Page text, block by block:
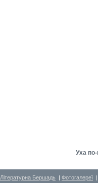
Уха
Літературна Бершадь | Фотогалереї